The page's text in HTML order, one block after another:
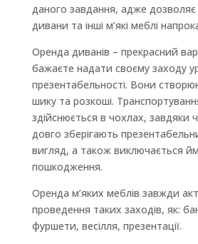
даного завдання, адже дозволяє
дивани та інші м’які меблі
Оренда диванів – прекрасний
бажаєте надати своєму заходу
презентабельності. Вони
шику та розкоші.
здійснюється в чохлах, завдяки
довго зберігають
вигляд, а також виключається
пошкодження.
Оренда м’яких меблів завжди
проведення таких заходів, як:
фуршети, весілля, презентації.